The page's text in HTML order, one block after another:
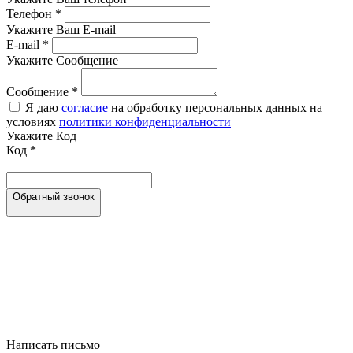
Телефон *
Укажите Ваш E-mail
E-mail *
Укажите Сообщение
Сообщение *
Я даю согласие на обработку персональных данных на
условиях политики конфиденциальности
Укажите Код
Код *
Обратный звонок
Написать письмо